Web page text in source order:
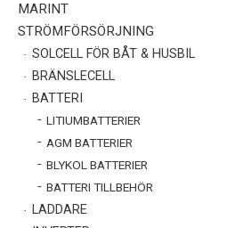
MARINT
STRÖMFÖRSÖRJNING
SOLCELL FÖR BÅT & HUSBIL
BRÄNSLECELL
BATTERI
LITIUMBATTERIER
AGM BATTERIER
BLYKOL BATTERIER
BATTERI TILLBEHÖR
LADDARE